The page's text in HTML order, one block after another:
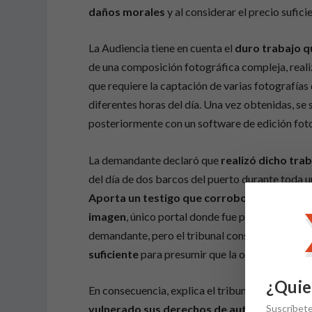
daños morales y al considerar el precio
La Audiencia tiene en cuenta el duro trabajo
de una composición fotográfica compleja,
que requiere la captación de varias
diferentes horas del día. Una vez obtenidas,
posteriormente con un software de edición
La demandante declaró que realizó dicho
del día de dos barcos del puerto durante toda
Aporta un testigo que corrobora su versión
imagen , único portal donde fue publicada con
demandante, pero el tribunal considera que
suficientepara presumir que la obra es de la
En consecuencia, explica el tribunal, la autora
vulnerado sus derechos de autor al utilizar